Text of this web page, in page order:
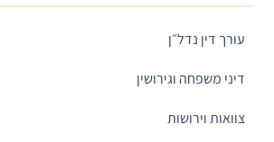
עורך דין נדל״ן
דיני משפחה וגירושין
צוואות וירושות